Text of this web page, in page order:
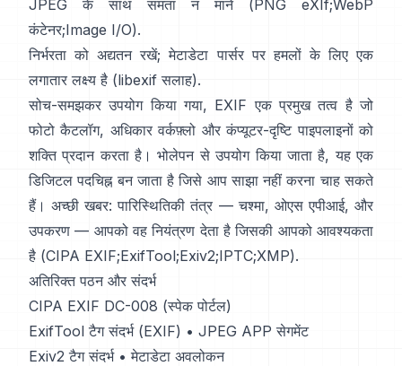
JPEG के साथ समता न मानें (PNG eXIf;WebP
कंटेनर;Image I/O).
निर्भरता को अद्यतन रखें; मेटाडेटा पार्सर पर हमलों के लिए एक
लगातार लक्ष्य है (libexif सलाह).
सोच-समझकर उपयोग किया गया, EXIF एक प्रमुख तत्व है जो
फोटो कैटलॉग, अधिकार वर्कफ़्लो और कंप्यूटर-दृष्टि पाइपलाइनों को
शक्ति प्रदान करता है। भोलेपन से उपयोग किया जाता है, यह एक
डिजिटल पदचिह्न बन जाता है जिसे आप साझा नहीं करना चाह सकते
हैं। अच्छी खबर: पारिस्थितिकी तंत्र — चश्मा, ओएस एपीआई, और
उपकरण — आपको वह नियंत्रण देता है जिसकी आपको आवश्यकता
है (CIPA EXIF;ExifTool;Exiv2;IPTC;XMP).
अतिरिक्त पठन और संदर्भ
CIPA EXIF DC-008 (स्पेक पोर्टल)
ExifTool टैग संदर्भ (EXIF) • JPEG APP सेगमेंट
Exiv2 टैग संदर्भ• मेटाडेटा अवलोकन